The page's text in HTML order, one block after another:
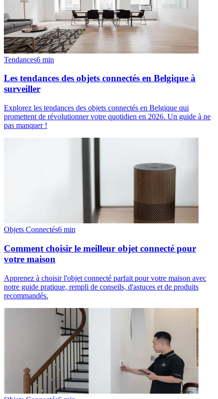
Tendances6 min
Les tendances des objets connectés en Belgique à
surveiller
Explorez les tendances des objets connectés en Belgique qui
promettent de révolutionner votre quotidien en 2026. Un guide à ne
pas manquer !
Objets Connectés6 min
Comment choisir le meilleur objet connecté pour
votre maison
Apprenez à choisir l'objet connecté parfait pour votre maison avec
notre guide pratique, rempli de conseils, d'astuces et de produits
recommandés.